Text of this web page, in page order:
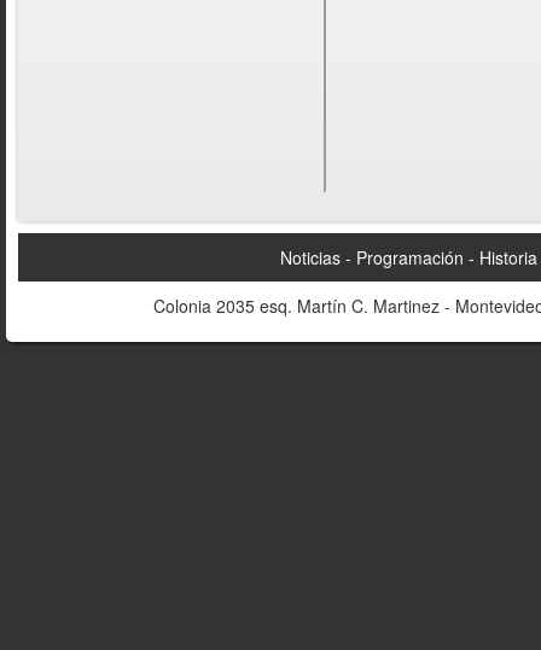
Noticias Programación
Colonia 2035 esq. Martín C. Martinez -